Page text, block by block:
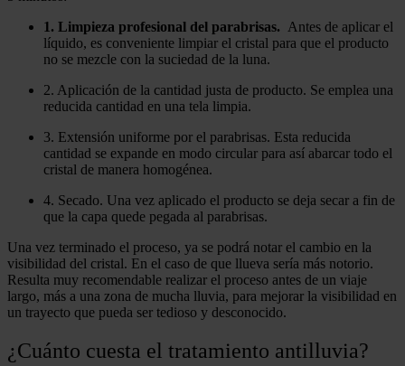
1. Limpieza profesional del parabrisas.
Antes de aplicar el
líquido, es conveniente limpiar el cristal para que el producto
no se mezcle con la suciedad de la luna.
2. Aplicación de la cantidad justa de producto. Se emplea una
reducida cantidad en una tela limpia.
3. Extensión uniforme por el parabrisas. Esta reducida
cantidad se expande en modo circular para así abarcar todo el
cristal de manera homogénea.
4. Secado. Una vez aplicado el producto se deja secar a fin de
que la capa quede pegada al parabrisas.
Una vez terminado el proceso, ya se podrá notar el cambio en la
visibilidad del cristal. En el caso de que llueva sería más notorio.
Resulta muy recomendable realizar el proceso antes de un viaje
largo, más a una zona de mucha lluvia, para mejorar la visibilidad en
un trayecto que pueda ser tedioso y desconocido.
¿Cuánto cuesta el tratamiento antilluvia?